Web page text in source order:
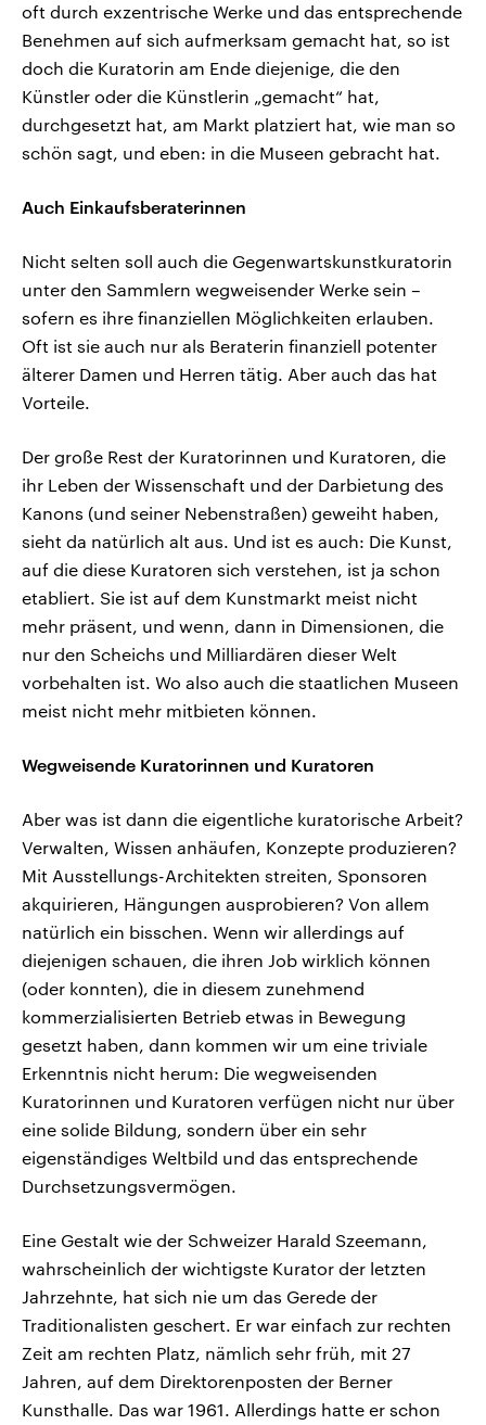
oft durch exzentrische Werke und das entsprechende
Benehmen auf sich aufmerksam gemacht hat, so ist
doch die Kuratorin am Ende diejenige, die den
Künstler oder die Künstlerin „gemacht“ hat,
durchgesetzt hat, am Markt platziert hat, wie man so
schön sagt, und eben: in die Museen gebracht hat.
Auch Einkaufsberaterinnen
Nicht selten soll auch die Gegenwartskunstkuratorin
unter den Sammlern wegweisender Werke sein –
sofern es ihre finanziellen Möglichkeiten erlauben.
Oft ist sie auch nur als Beraterin finanziell potenter
älterer Damen und Herren tätig. Aber auch das hat
Vorteile.
Der große Rest der Kuratorinnen und Kuratoren, die
ihr Leben der Wissenschaft und der Darbietung des
Kanons (und seiner Nebenstraßen) geweiht haben,
sieht da natürlich alt aus. Und ist es auch: Die Kunst,
auf die diese Kuratoren sich verstehen, ist ja schon
etabliert. Sie ist auf dem Kunstmarkt meist nicht
mehr präsent, und wenn, dann in Dimensionen, die
nur den Scheichs und Milliardären dieser Welt
vorbehalten ist. Wo also auch die staatlichen Museen
meist nicht mehr mitbieten können.
Wegweisende Kuratorinnen und Kuratoren
Aber was ist dann die eigentliche kuratorische Arbeit?
Verwalten, Wissen anhäufen, Konzepte produzieren?
Mit Ausstellungs-Architekten streiten, Sponsoren
akquirieren, Hängungen ausprobieren? Von allem
natürlich ein bisschen. Wenn wir allerdings auf
diejenigen schauen, die ihren Job wirklich können
(oder konnten), die in diesem zunehmend
kommerzialisierten Betrieb etwas in Bewegung
gesetzt haben, dann kommen wir um eine triviale
Erkenntnis nicht herum: Die wegweisenden
Kuratorinnen und Kuratoren verfügen nicht nur über
eine solide Bildung, sondern über ein sehr
eigenständiges Weltbild und das entsprechende
Durchsetzungsvermögen.
Eine Gestalt wie der Schweizer Harald Szeemann,
wahrscheinlich der wichtigste Kurator der letzten
Jahrzehnte, hat sich nie um das Gerede der
Traditionalisten geschert. Er war einfach zur rechten
Zeit am rechten Platz, nämlich sehr früh, mit 27
Jahren, auf dem Direktorenposten der Berner
Kunsthalle. Das war 1961. Allerdings hatte er schon